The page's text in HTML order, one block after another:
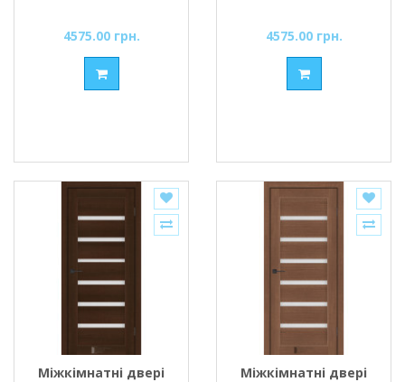
4575.00 грн. 4575.00 грн.
Міжкімнатні двері
Міжкімнатні двері